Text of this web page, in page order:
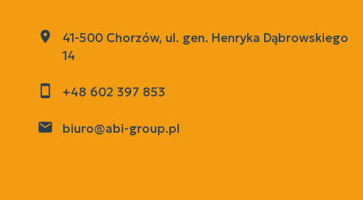
41-500 Chorzów, ul. gen. Henryka Dąbrowskiego
14
+48 602 397 853
biuro@abi-group.pl